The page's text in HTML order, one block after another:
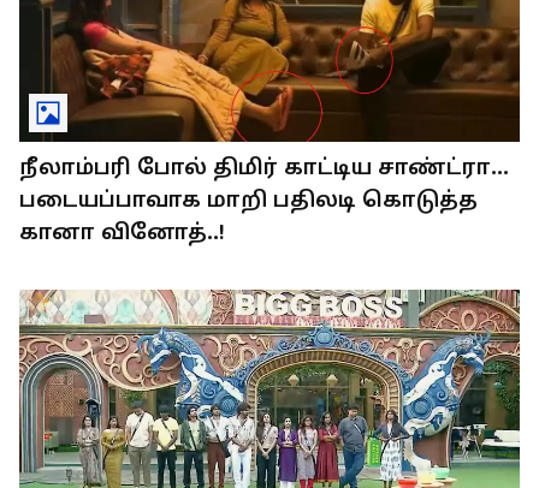
நீலாம்பரி போல் திமிர் காட்டிய சாண்ட்ரா...
படையப்பாவாக மாறி பதிலடி கொடுத்த
கானா வினோத்..!